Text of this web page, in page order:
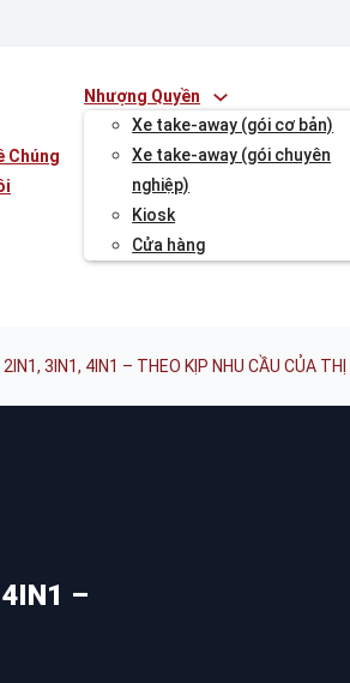
Chúng
Nhượng Quyền
Xe take-away (gói cơ bản)
Xe take-away (gói chuyên
nghiệp)
Kiosk
Cửa hàng
3IN1, 4IN1 – THEO KỊP NHU CẦU CỦA
–